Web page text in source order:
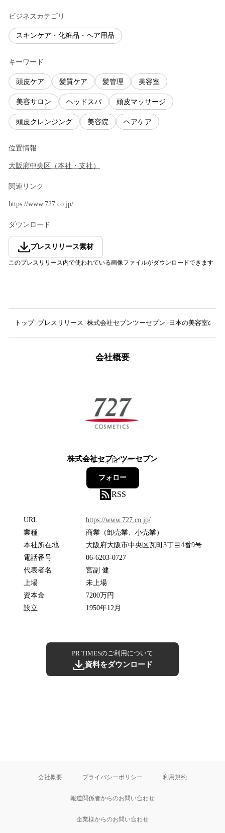
ビジネスカテゴリ
スキンケア・化粧品・ヘア用品
キーワード
頭皮ケア 髪質ケア 髪管理 美容室
美容サロン ヘッドスパ 頭皮マッサージ
頭皮クレンジング 美容院 ヘアケア
位置情報
大阪府中央区 （本社・支社 ）
関連リンク
https://www.727.co.jp/
ダウンロード
プレスリリース素材
このプレスリリース内で使われている画像ファイルがダウンロードできます
トップ プレスリリース 株式会社セブンツーセブン 日本の美容室の約
会社概要
株式会社セブンツーセブン
1フォロワー
フォロー
RSS
URL
https://www.727.co.jp/
業種
商業（卸売業、小売業）
本社所在地
大阪府大阪市中央区瓦町3丁目4番9号
電話番号
06-6203-0727
代表者名
宮副 健
上場
未上場
資本金
7200万円
設立
1950年12月
PR TIMESのご利用について
資料をダウンロード
会社概要 プライバシーポリシー 利用規約
報道関係者からのお問い合わせ
企業様からのお問い合わせ